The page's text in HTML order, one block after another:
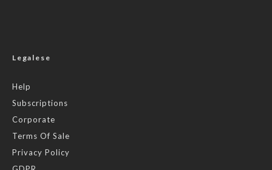
Legalese
Help
Subscriptions
Corporate
Terms Of Sale
Privacy Policy